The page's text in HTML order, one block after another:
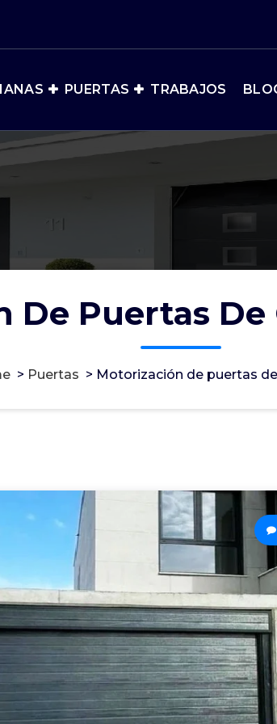
PUERTAS TRABAJOS
De Puertas De
> Puertas > Motorización de puertas